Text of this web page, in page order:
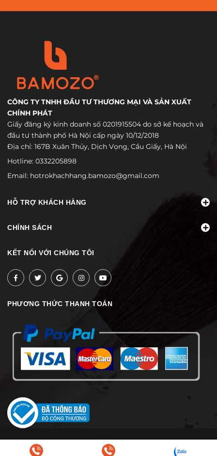
CÔNG TY TNHH ĐẦU TƯ THƯƠNG MẠI VÀ SẢN XUẤT
CHÍNH PHÁT
Giấy đăng ký kinh doanh số 0201915504 do sở kế hoạch và
đầu tư thành phố Hà Nội cấp ngày 10/12/2018
Địa chỉ: 167B Xuân Thủy, Dịch Vọng, Cầu Giấy, Hà Nội
Hotline: 0332205898
Email: hotrokhachhang.bamozo@gmail.com
HỖ TRỢ KHÁCH HÀNG
CHÍNH SÁCH
KẾT NỐI VỚI CHÚNG TÔI
PHƯƠNG THỨC THANH TOÁN
© Bản quyền thuộc về